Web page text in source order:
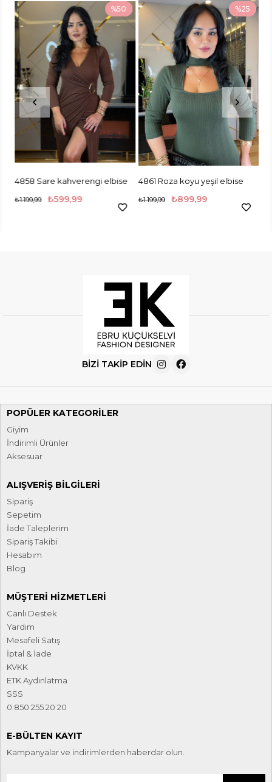
4858 Sare kahverengi elbise
₺599,99
₺1.199,99
%50
4861 Roza koyu yeşil elbise
₺899,99
₺1.199,99
%25
BIZI TAKIP EDIN
POPÜLER KATEGORILER
Giyim
İndirimli Ürünler
Aksesuar
ALIŞVERIŞ BILGILERI
Sipariş
Sepetim
İade Taleplerim
Sipariş Takibi
Hesabım
Blog
MÜŞTERI HIZMETLERI
Canlı Destek
Yardım
Mesafeli Satış
İptal & İade
KVKK
ETK Aydınlatma
SSS
0 850 255 20 20
E-BÜLTEN KAYIT
Kampanyalar ve indirimlerden haberdar olun.